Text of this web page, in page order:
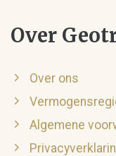
Over
Over ons
Algemene